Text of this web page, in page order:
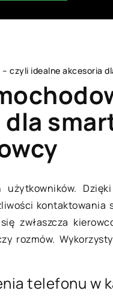
czyli idealne akcesoria
kontaktowania
zwłaszcza
rozmów.
telefonu w